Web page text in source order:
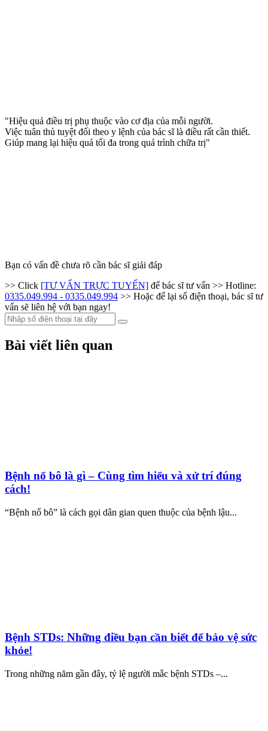
"Hiệu quả điều trị phụ thuộc vào cơ địa của mỗi người.
Việc tuân thủ tuyệt đối theo y lệnh của bác sĩ là điều rất cần thiết.
Giúp mang lại hiệu quả tối đa trong quá trình chữa trị"
Bạn có vấn đề chưa rõ cần bác sĩ giải đáp
>> Click [TƯ VẤN TRỰC TUYẾN] để bác sĩ tư vấn >> Hotline:
0335.049.994 - 0335.049.994 >> Hoặc để lại số điện thoại, bác sĩ tư
vấn sẽ liên hệ với bạn ngay!
Bài viết liên quan
Bệnh nổ bô là gì – Cùng tìm hiểu và xử trí đúng
cách!
“Bệnh nổ bô” là cách gọi dân gian quen thuộc của bệnh lậu...
Bệnh STDs: Những điều bạn cần biết để bảo vệ sức
khỏe!
Trong những năm gần đây, tỷ lệ người mắc bệnh STDs –...